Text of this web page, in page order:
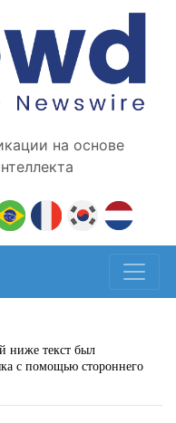
на основе
ниже текст был
с помощью стороннего